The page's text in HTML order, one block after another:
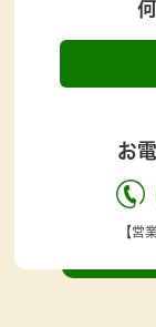
お
【営